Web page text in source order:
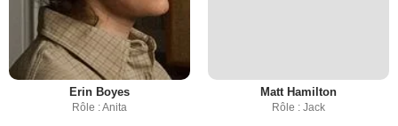
Erin Boyes
Rôle : Anita
Matt Hamilton
Rôle : Jack